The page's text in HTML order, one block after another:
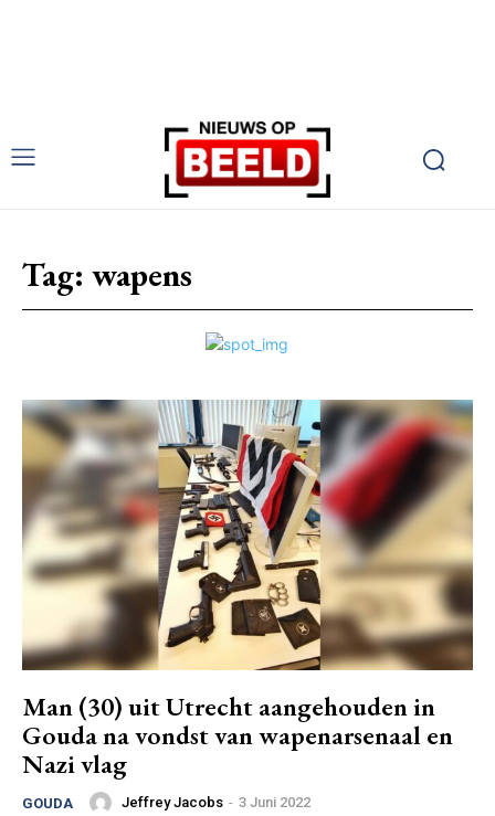
Tag: wapens
Man (30) uit Utrecht aangehouden in
Gouda na vondst van wapenarsenaal en
Nazi vlag
GOUDA Jeffrey Jacobs - 3 Juni 2022